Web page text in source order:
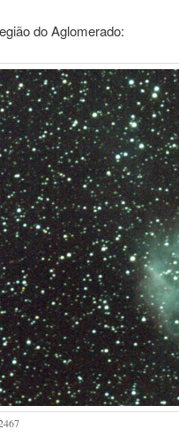
do Aglomerado: